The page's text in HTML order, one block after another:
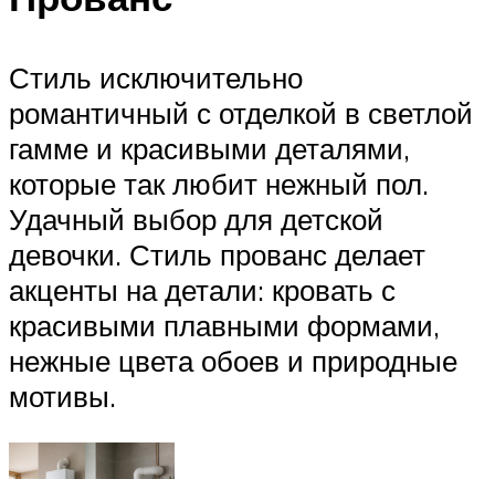
Стиль исключительно
романтичный с отделкой в светлой
гамме и красивыми деталями,
которые так любит нежный пол.
Удачный выбор для детской
девочки. Стиль прованс делает
акценты на детали: кровать с
красивыми плавными формами,
нежные цвета обоев и природные
мотивы.